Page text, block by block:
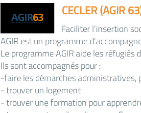
CECLER (AGIR
Faciliter l’insertion
AGIR est un programme
Le programme AGIR aide les réfugiés
Ils sont accompagnés pour :
-faire les démarches administratives,
- trouver un logement
- trouver une formation pour